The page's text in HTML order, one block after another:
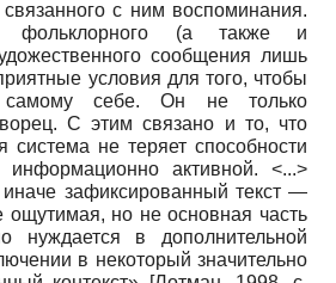
с ним воспоминания.
фольклорного (а также и
сообщения лишь
условия для того, чтобы
самому себе. Он не только
С этим связано и то, что
система не теряет способности
информационно активной. <...>
зафиксированный текст —
ощутимая, но не основная часть
нуждается в дополнительной
в некоторый значительно